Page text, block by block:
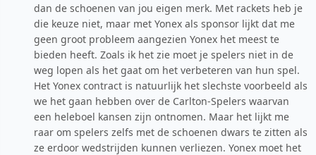
dan de schoenen van jou eigen merk. Met rackets heb je
die keuze niet, maar met Yonex als sponsor lijkt dat me
geen groot probleem aangezien Yonex het meest te
bieden heeft. Zoals ik het zie moet je spelers niet in de
weg lopen als het gaat om het verbeteren van hun spel.
Het Yonex contract is natuurlijk het slechste voorbeeld als
we het gaan hebben over de Carlton-Spelers waarvan
een heleboel kansen zijn ontnomen. Maar het lijkt me
raar om spelers zelfs met de schoenen dwars te zitten als
ze erdoor wedstrijden kunnen verliezen. Yonex moet het